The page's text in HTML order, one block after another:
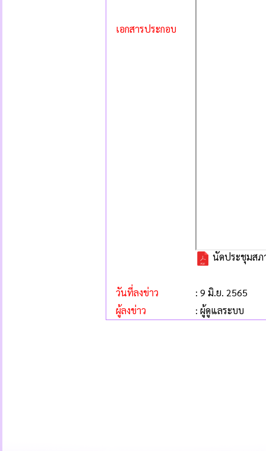
เอกสารประกอบ
นัดประชุมสภ
วันที่ลงข่าว
: 9 มิ.ย. 2565
ผู้ลงข่าว
: ผู้ดูแลระบบ